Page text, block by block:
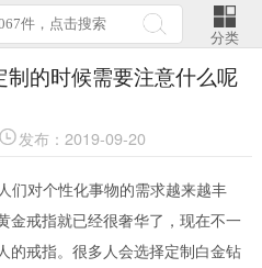
分类
的时候需要注意什么呢
发布：2019-09-20
们对个性化事物的需求越来越丰
金戒指就已经很奢华了，现在不一
的戒指。很多人会选择定制白金钻